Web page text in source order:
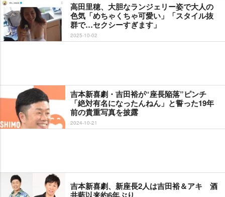
高田里穂、大胆なランジェリー姿で大人の
色気「めちゃくちゃ可愛い」「スタイル抜
群で…セクシーすぎます」
2025-10-02
吉本新喜劇・吉田裕が“座長陥落”ピンチ
「絶対有名になったんねん」と誓った19年
前の貴重写真を披露
2024-10-21
吉本新喜劇、新座長2人は吉田裕＆アキ 酒
井藍以来約6年ぶり